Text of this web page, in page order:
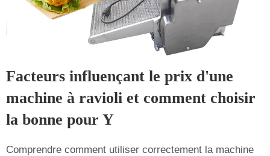
Facteurs influençant le prix d'une
machine à ravioli et comment choisir
la bonne pour Y
Comprendre comment utiliser correctement la machine